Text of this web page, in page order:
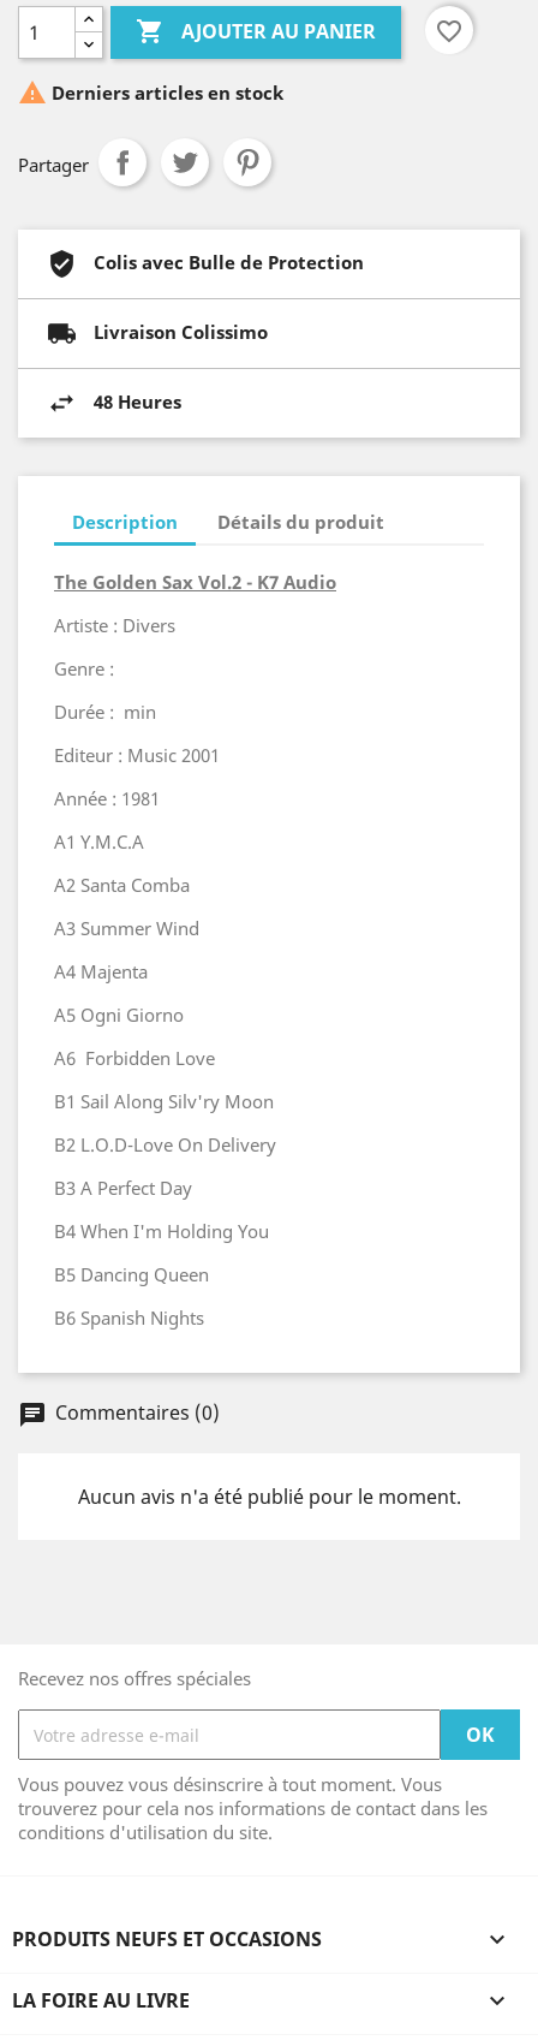
 AJOUTER AU PANIER favorite_border
 Derniers articles en stock
Partager
Colis avec Bulle de Protection
Livraison Colissimo
48 Heures
Description Détails du produit
The Golden Sax Vol.2 - K7 Audio
Artiste : Divers
Genre :
Durée : min
Editeur : Music 2001
Année : 1981
A1 Y.M.C.A
A2 Santa Comba
A3 Summer Wind
A4 Majenta
A5 Ogni Giorno
A6 Forbidden Love
B1 Sail Along Silv'ry Moon
B2 L.O.D-Love On Delivery
B3 A Perfect Day
B4 When I'm Holding You
B5 Dancing Queen
B6 Spanish Nights
Commentaires (0)
Aucun avis n'a été publié pour le moment.
Recevez nos offres spéciales
Vous pouvez vous désinscrire à tout moment. Vous
trouverez pour cela nos informations de contact dans les
conditions d'utilisation du site.
PRODUITS NEUFS ET OCCASIONS 
LA FOIRE AU LIVRE 